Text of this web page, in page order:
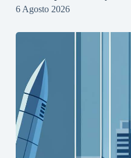
6 Agosto 2026